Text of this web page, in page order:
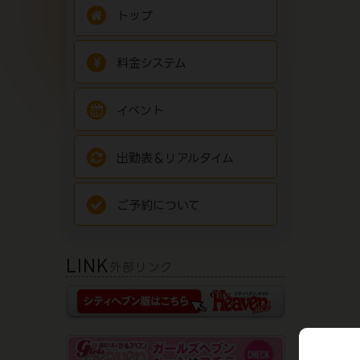
トップ
料金システム
イベント
出勤表＆リアルタイム
ご予約について
LINK